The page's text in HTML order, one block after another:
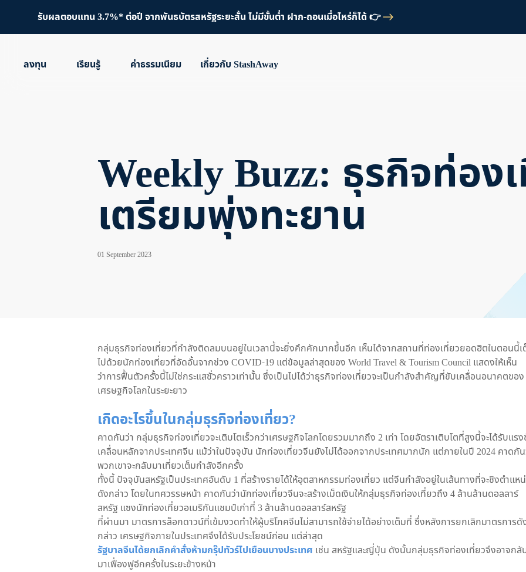
รับผลตอบแทน 3.7%* ต่อปี จากพันธบัตรสหรัฐระยะสั้น ไม่มีขั้นต่ำ ฝาก-ถอนเมื่อไหร่ก็ได้ 👉
ลงทุน เรียนรู้ ค่าธรรมเนียม เกี่ยวกับ StashAway
Weekly Buzz: ธุรกิจท่อง
เตรียมพุ่งทะยาน
01 September 2023
กลุ่มธุรกิจท่องเที่ยวที่กำลังติดลมบนอยู่ในเวลานี้จะยิ่งคึกคักมากขึ้นอีก เห็นได้จากสถานที่ท่องเที่ยวยอดฮิตในตอนนี้เ
ไปด้วยนักท่องเที่ยวที่อัดอั้นจากช่วง COVID-19 แต่ข้อมูลล่าสุดของ World Travel & Tourism Council แสดงให้เห็น
ว่าการฟื้นตัวครั้งนี้ไม่ใช่กระแสชั่วคราวเท่านั้น ซึ่งเป็นไปได้ว่าธุรกิจท่องเที่ยวจะเป็นกำลังสำคัญที่ขับเคลื่อนอนาคตของ
เศรษฐกิจโลกในระยะยาว
เกิดอะไรขึ้นในกลุ่มธุรกิจท่องเที่ยว?
คาดกันว่า กลุ่มธุรกิจท่องเที่ยวจะเติบโตเร็วกว่าเศรษฐกิจโลกโดยรวมมากถึง 2 เท่า โดยอัตราเติบโตที่สูงนี้จะได้รับแร
เคลื่อนหลักจากประเทศจีน แม้ว่าในปัจจุบัน นักท่องเที่ยวจีนยังไม่ได้ออกจากประเทศมากนัก แต่ภายในปี 2024 คาดกัน
พวกเขาจะกลับมาเที่ยวเต็มกำลังอีกครั้ง
ทั้งนี้ ปัจจุบันสหรัฐเป็นประเทศอันดับ 1 ที่สร้างรายได้ให้อุตสาหกรรมท่องเที่ยว แต่จีนกำลังอยู่ในเส้นทางที่จะชิงตำแห
ดังกล่าว โดยในทศวรรษหน้า คาดกันว่านักท่องเที่ยวจีนจะสร้างเม็ดเงินให้กลุ่มธุรกิจท่องเที่ยวถึง 4 ล้านล้านดอลลาร์
สหรัฐ แซงนักท่องเที่ยวอเมริกันแชมป์เก่าที่ 3 ล้านล้านดอลลาร์สหรัฐ
ที่ผ่านมา มาตรการล็อกดาวน์ที่เข้มงวดทำให้ผู้บริโภคจีนไม่สามารถใช้จ่ายได้อย่างเต็มที่ ซึ่งหลังการยกเลิกมาตรการดั
กล่าว เศรษฐกิจภายในประเทศจึงได้รับประโยชน์ก่อน แต่ล่าสุด
รัฐบาลจีนได้ยกเลิกคำสั่งห้ามกรุ๊ปทัวร์ไปเยือนบางประเทศ เช่น สหรัฐและญี่ปุ่น ดังนั้นกลุ่มธุรกิจท่องเที่ยวจึงอาจกลั
มาเฟื่องฟูอีกครั้งในระยะข้างหน้า